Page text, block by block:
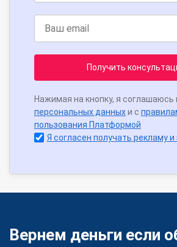
Получить
Нажимая на кнопку, я соглашаюсь
персональных данныхи с
пользования Платформой
Я согласен получать рекламу и
Вернем деньги если